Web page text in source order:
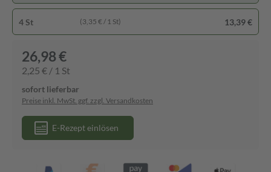
4 St (3,35 € / 1 St) 13,39 €
26,98 €
2,25 € / 1 St
sofort lieferbar
Preise inkl. MwSt. ggf. zzgl. Versandkosten
E-Rezept einlösen